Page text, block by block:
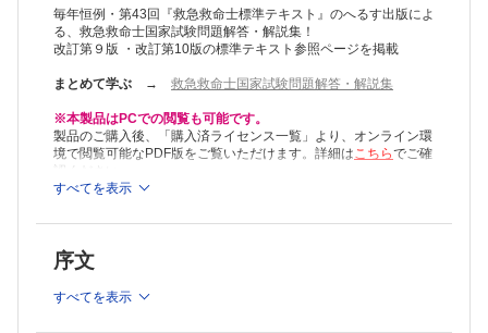
毎年恒例・第43回『救急救命士標準テキスト』のへるす出版によ
る、救急救命士国家試験問題解答・解説集！
改訂第９版 ・改訂第10版の標準テキスト参照ページを掲載
まとめて学ぶ → 救急救命士国家試験問題解答・解説集
※本製品はPCでの閲覧も可能です。
製品のご購入後、「購入済ライセンス一覧」より、オンライン環
境で閲覧可能なPDF版をご覧いただけます。詳細はこちらでご確
認ください。
推奨ブラウザ： Firefox 最新版 / Google Chrome 最新版 / Safari
すべてを表示
序文
すべてを表示